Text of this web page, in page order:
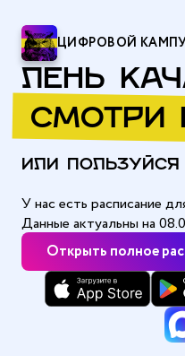
ЦИФРОВОЙ
ЛЕНЬ
СМОТРИ
ИЛИ ПОЛЬЗУЙСЯ
Открыть полное
У нас есть расписание
Данные актуальны на